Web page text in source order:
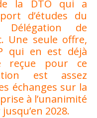
la DTO qui a
d’études du
de
Une seule offre,
qui en est déjà
reçue pour ce
est assez
échanges sur la
à l’unanimité
jusqu’en 2028.